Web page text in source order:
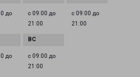
до
с 09:00 до
21:00
с 09:00 до
21:00
до
с 09:00 до
21:00